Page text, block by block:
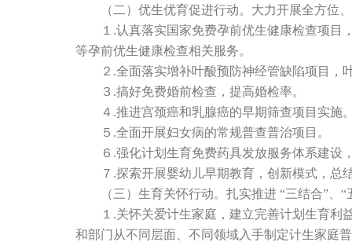
（二）优生优育促进行动。大力开展全方位、
１.认真落实国家免费孕前优生健康检查项目，
等孕前优生健康检查相关服务。
２.全面落实增补叶酸预防神经管缺陷项目，
３.搞好免费婚前检查，提高婚检率。
４.推进宫颈癌和乳腺癌的早期筛查项目实施
５.全面开展妇女病的常规普查普治项目。
６.强化计划生育免费药具发放服务体系建设
７.探索开展婴幼儿早期教育，创新模式，总
（三）生育关怀行动。扎实推进 “三结合”、“
１.关怀关爱计生家庭，建立完善计划生育利益
和部门从不同层面、不同领域入手制定计生家庭